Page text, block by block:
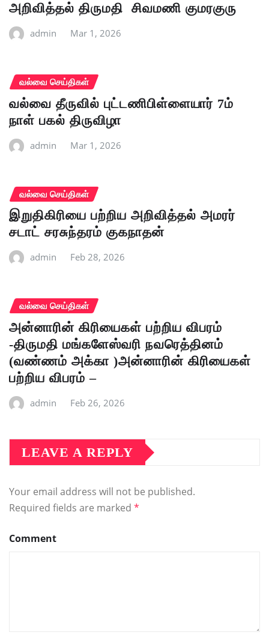
அறிவித்தல் திருமதி சிவமணி குமரகுரு
admin Mar 1, 2026
வல்வை செய்திகள்
வல்வை தீருவில் புட்டணிபிள்ளையார் 7ம்
நாள் பகல் திருவிழா
admin Mar 1, 2026
வல்வை செய்திகள்
இறுதிகிரியை பற்றிய அறிவித்தல் அமரர்
சடாட் சரசுந்தரம் குகநாதன்
admin Feb 28, 2026
வல்வை செய்திகள்
அன்னாரின் கிரியைகள் பற்றிய விபரம்
-திருமதி மங்களேஸ்வரி நவரெத்தினம்
(வண்ணம் அக்கா )அன்னாரின் கிரியைகள்
பற்றிய விபரம் –
admin Feb 26, 2026
LEAVE A REPLY
Your email address will not be published.
Required fields are marked *
Comment